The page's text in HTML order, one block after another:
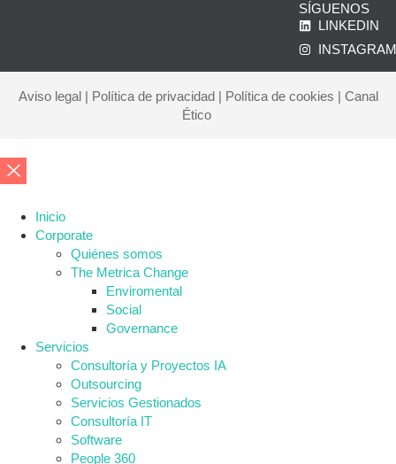
SÍGUENOS
LINKEDIN
Aviso legal| Política de privacidad| Política de cookies | Canal
Ético
Inicio
Corporate
Quiénes somos
The Metrica Change
Enviromental
Social
Governance
Servicios
Consultoría y Proyectos IA
Outsourcing
Servicios Gestionados
Consultoría IT
Software
People 360